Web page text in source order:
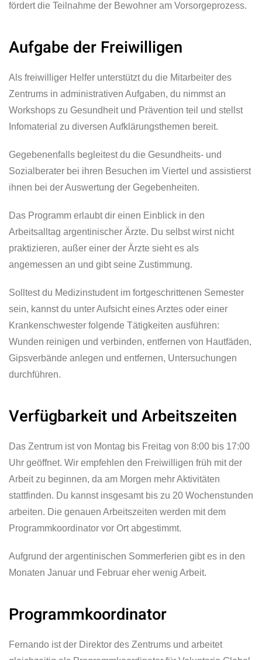
fördert die Teilnahme der Bewohner am Vorsorgeprozess.
Aufgabe der Freiwilligen
Als freiwilliger Helfer unterstützt du die Mitarbeiter des
Zentrums in administrativen Aufgaben, du nimmst an
Workshops zu Gesundheit und Prävention teil und stellst
Infomaterial zu diversen Aufklärungsthemen bereit.
Gegebenenfalls begleitest du die Gesundheits- und
Sozialberater bei ihren Besuchen im Viertel und assistierst
ihnen bei der Auswertung der Gegebenheiten.
Das Programm erlaubt dir einen Einblick in den
Arbeitsalltag argentinischer Ärzte. Du selbst wirst nicht
praktizieren, außer einer der Ärzte sieht es als
angemessen an und gibt seine Zustimmung.
Solltest du Medizinstudent im fortgeschrittenen Semester
sein, kannst du unter Aufsicht eines Arztes oder einer
Krankenschwester folgende Tätigkeiten ausführen:
Wunden reinigen und verbinden, entfernen von Hautfäden,
Gipsverbände anlegen und entfernen, Untersuchungen
durchführen.
Verfügbarkeit und Arbeitszeiten
Das Zentrum ist von Montag bis Freitag von 8:00 bis 17:00
Uhr geöffnet. Wir empfehlen den Freiwilligen früh mit der
Arbeit zu beginnen, da am Morgen mehr Aktivitäten
stattfinden. Du kannst insgesamt bis zu 20 Wochenstunden
arbeiten. Die genauen Arbeitszeiten werden mit dem
Programmkoordinator vor Ort abgestimmt.
Aufgrund der argentinischen Sommerferien gibt es in den
Monaten Januar und Februar eher wenig Arbeit.
Programmkoordinator
Fernando ist der Direktor des Zentrums und arbeitet